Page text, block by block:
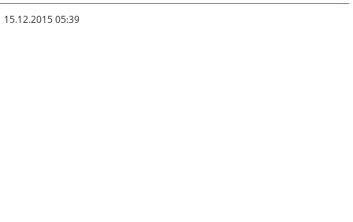
15.12.2015 05:39